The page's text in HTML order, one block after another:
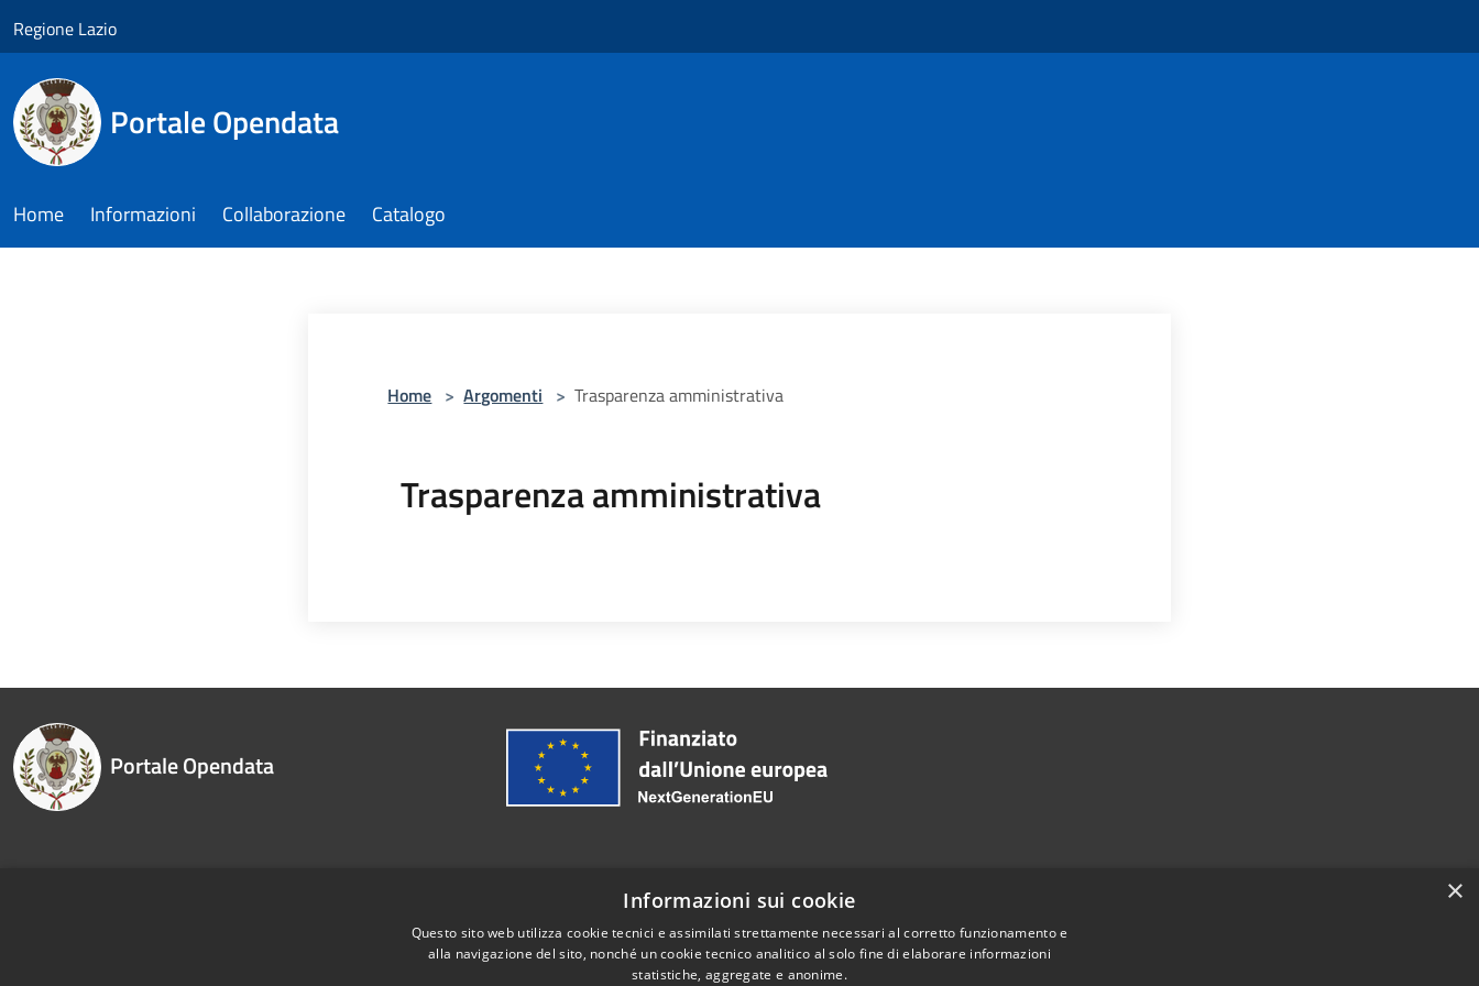
Regione Lazio
Portale Opendata
Home Informazioni Collaborazione Catalogo
Home > Argomenti > Trasparenza amministrativa
Trasparenza amministrativa
Portale Opendata
Telefono:0765-576038
×
Informazioni sui cookie
Questo sito web utilizza cookie tecnici e assimilati strettamente necessari al corretto funzionamento e
alla navigazione del sito, nonché un cookie tecnico analitico al solo fine di elaborare informazioni
statistiche, aggregate e anonime.